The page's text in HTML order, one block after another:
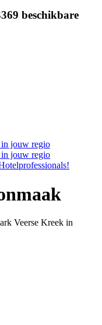
beschikbare
jouw regio
jouw regio
Veerse Kreek in